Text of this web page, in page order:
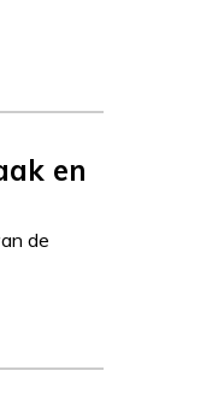
en
de